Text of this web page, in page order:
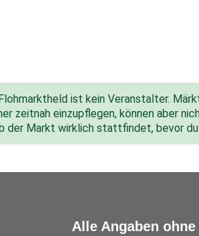
ist kein Veranstalter.
zeitnah einzupflegen, können aber
der Markt wirklich stattfindet, bevor
Alle Angaben